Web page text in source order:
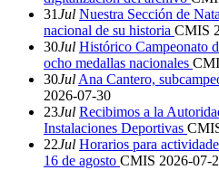
31Jul Nuestra Sección de
nacional de su historia CMIS
30Jul Histórico Campeonato
ocho medallas nacionales
30Jul Ana Cantero,
2026-07-30
23Jul Recibimos a la
Instalaciones Deportivas
22Jul Horarios para
16 de agosto CMIS 2026-07-